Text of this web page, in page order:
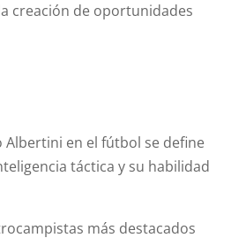
creación de oportunidades
Albertini en el fútbol se define
táctica y su habilidad
más destacados